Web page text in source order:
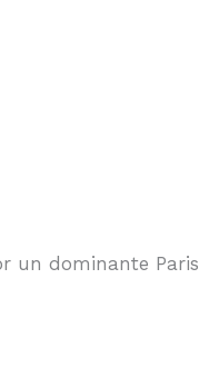
un dominante Paris